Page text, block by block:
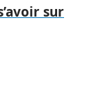
sur